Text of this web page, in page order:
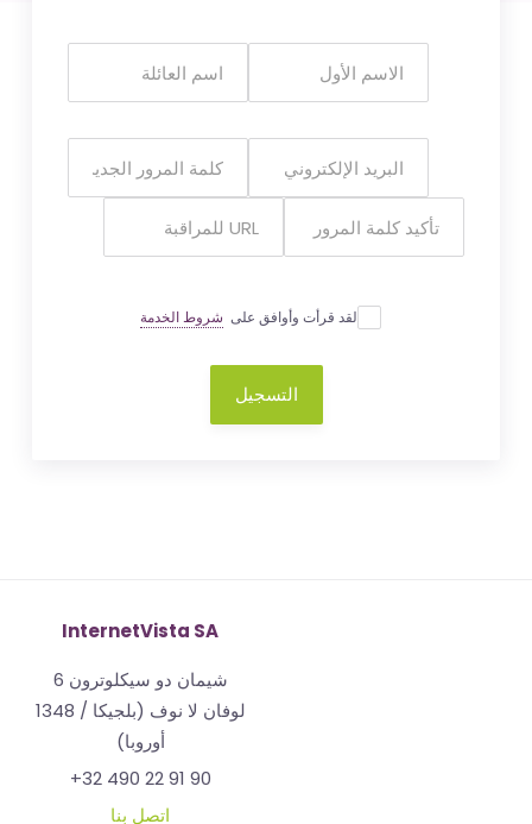
لقد قرأت وأوافق علىشروط الخدمة
التسجيل
InternetVista SA
شيمان دو سيكلوترون 6
1348 لوفان لا نوف (بلجيكا /
أوروبا)
+32 490 22 91 90
اتصل بنا